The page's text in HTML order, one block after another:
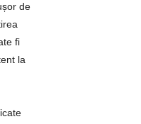
de
fi
la